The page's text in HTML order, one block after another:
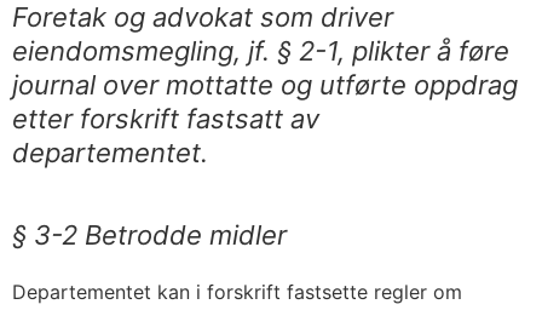
Foretak og advokat som driver
eiendomsmegling, jf. § 2-1, plikter å føre
journal over mottatte og utførte oppdrag
etter forskrift fastsatt av
departementet.
§ 3-2 Betrodde midler
Departementet kan i forskrift fastsette regler om